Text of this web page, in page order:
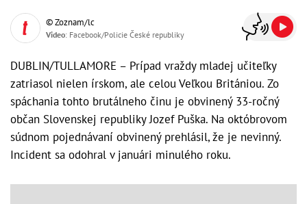
© Zoznam/lc
Video: Facebook/Policie České republiky
DUBLIN/TULLAMORE – Prípad vraždy mladej učiteľky
zatriasol nielen írskom, ale celou Veľkou Britániou. Zo
spáchania tohto brutálneho činu je obvinený 33-ročný
občan Slovenskej republiky Jozef Puška. Na októbrovom
súdnom pojednávaní obvinený prehlásil, že je nevinný.
Incident sa odohral v januári minulého roku.